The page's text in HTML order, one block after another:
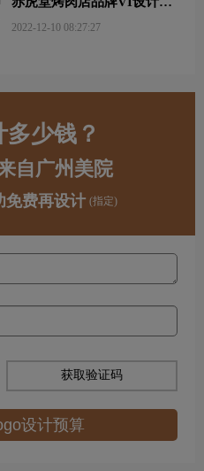
2022-12-10 08:27:27
少钱？
自广州美院
免费再设计 (指定)
获取验证码
设计预算